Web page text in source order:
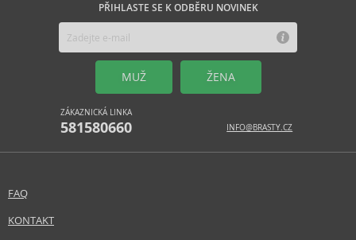
PŘIHLASTE SE K ODBĚRU NOVINEK
MUŽ ŽENA
ZÁKAZNICKÁ LINKA
581580660 INFO@BRASTY.CZ
FAQ
KONTAKT